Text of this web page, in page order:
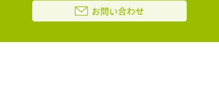
お問い合わせ